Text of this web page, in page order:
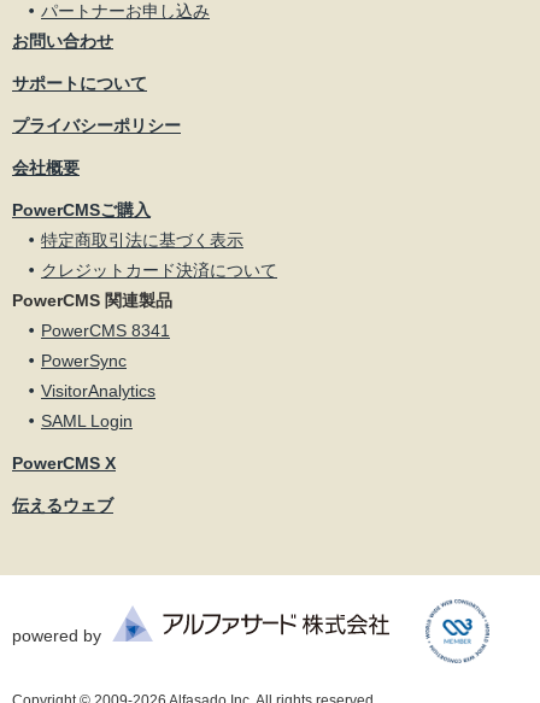
パートナーお申し込み
お問い合わせ
サポートについて
プライバシーポリシー
会社概要
PowerCMSご購入
特定商取引法に基づく表示
クレジットカード決済について
PowerCMS 関連製品
PowerCMS 8341
PowerSync
VisitorAnalytics
SAML Login
PowerCMS X
伝えるウェブ
Copyright © 2009-2026 Alfasado Inc. All rights reserved.
powered by